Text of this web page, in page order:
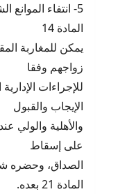
5- انتفاء الموانع الشرعية.
المادة 14
يمكن للمغاربة
زواجهم وفقا
للإجراءات الإدارية
الإيجاب والقبول
والأهلية والولي
على إسقاط
الصداق، وحضره
المادة 21 بعده.